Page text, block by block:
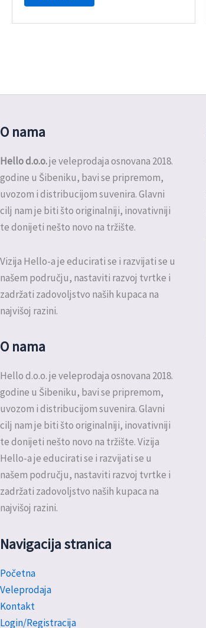
O nama
Hello d.o.o.je veleprodaja osnovana 2018.
godine u Šibeniku, bavi se pripremom,
uvozom i distribucijom suvenira. Glavni
cilj nam je biti što originalniji, inovativniji
te donijeti nešto novo na tržište.
Vizija Hello-a je educirati se i razvijati se u
našem području, nastaviti razvoj tvrtke i
zadržati zadovoljstvo naših kupaca na
najvišoj razini.
O nama
Hello d.o.o. je veleprodaja osnovana 2018.
godine u Šibeniku, bavi se pripremom,
uvozom i distribucijom suvenira. Glavni
cilj nam je biti što originalniji, inovativniji
te donijeti nešto novo na tržište. Vizija
Hello-a je educirati se i razvijati se u
našem području, nastaviti razvoj tvrtke i
zadržati zadovoljstvo naših kupaca na
najvišoj razini.
Navigacija stranica
Početna
Veleprodaja
Kontakt
Login/Registracija